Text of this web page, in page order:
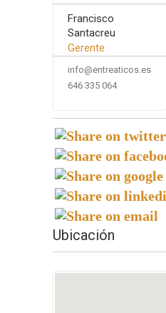
Francisco
Santacreu
Gerente
info@entreaticos.es
646 335 064
Ubicación